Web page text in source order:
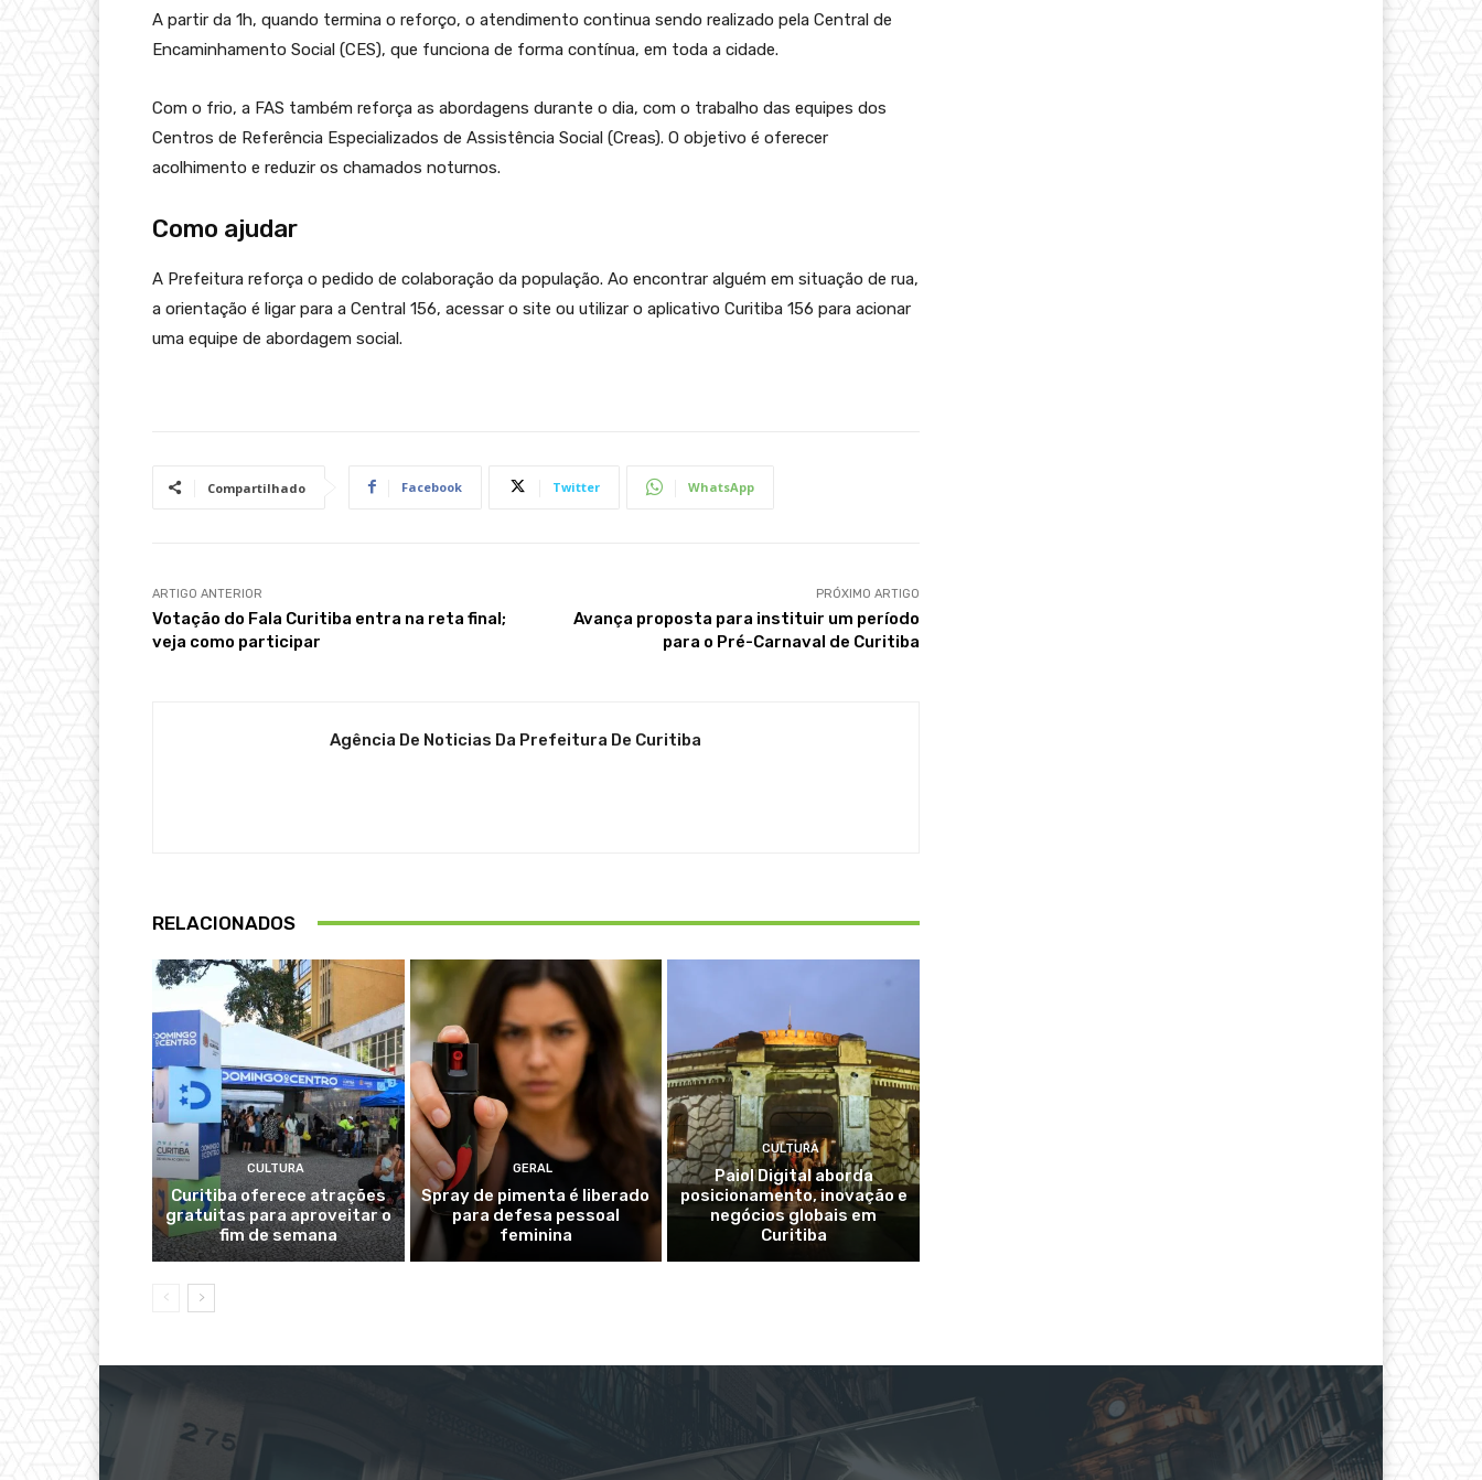
A partir da 1h, quando termina o reforço, o atendimento continua sendo realizado pela Central de
Encaminhamento Social (CES), que funciona de forma contínua, em toda a cidade.
Com o frio, a FAS também reforça as abordagens durante o dia, com o trabalho das equipes dos
Centros de Referência Especializados de Assistência Social (Creas). O objetivo é oferecer
acolhimento e reduzir os chamados noturnos.
Como ajudar
A Prefeitura reforça o pedido de colaboração da população. Ao encontrar alguém em situação de rua,
a orientação é ligar para a Central 156, acessar o site ou utilizar o aplicativo Curitiba 156 para acionar
uma equipe de abordagem social.
Compartilhado Facebook Twitter WhatsApp
ARTIGO ANTERIOR
Votação do Fala Curitiba entra na reta final;
veja como participar
PRÓXIMO ARTIGO
Avança proposta para instituir um período
para o Pré-Carnaval de Curitiba
Agência De Noticias Da Prefeitura De Curitiba
RELACIONADOS
CULTURA
Curitiba oferece atrações
gratuitas para aproveitar o
fim de semana
GERAL
Spray de pimenta é liberado
para defesa pessoal
feminina
CULTURA
Paiol Digital aborda
posicionamento, inovação e
negócios globais em
Curitiba